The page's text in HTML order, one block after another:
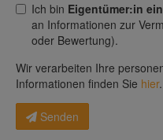
Ich bin Eigentümer:in
an Informationen zur
oder Bewertung).
Wir verarbeiten Ihre
Informationen finden Sie hier.
Senden